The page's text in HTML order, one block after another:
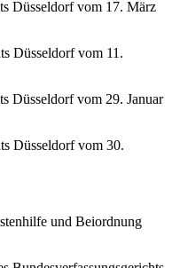
Düsseldorf vom 17. März
Düsseldorf vom 11.
Düsseldorf vom 29. Januar
Düsseldorf vom 30.
und Beiordnung